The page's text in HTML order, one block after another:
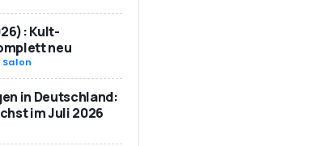
Kult-
neu
in Deutschland:
im Juli 2026